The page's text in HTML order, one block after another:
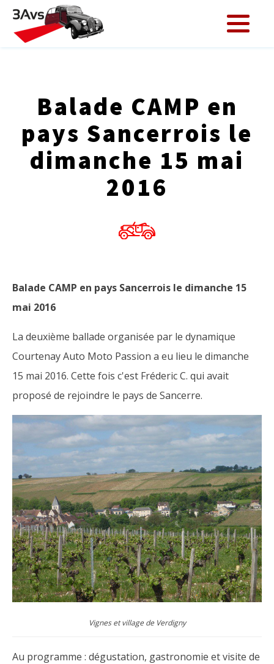
Balade CAMP en
pays Sancerrois le
dimanche 15 mai
2016
Balade CAMP en pays Sancerrois le dimanche 15
mai 2016
La deuxième ballade organisée par le dynamique
Courtenay Auto Moto Passion a eu lieu le dimanche
15 mai 2016. Cette fois c'est Fréderic C. qui avait
proposé de rejoindre le pays de Sancerre.
Vignes et village de Verdigny
Au programme : dégustation, gastronomie et visite de